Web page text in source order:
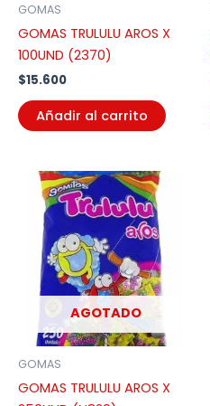
GOMAS
GOMAS TRULULU AROS X
100UND (2370)
$15.600
Añadir al carrito
AGOTADO
GOMAS
GOMAS TRULULU AROS X